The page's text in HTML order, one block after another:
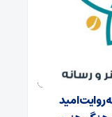
روایت امید